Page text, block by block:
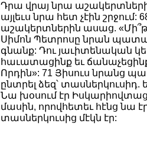
Դրա վրայ նրա
այլեւս նրա հետ չէին շրջում:
աշակերտներին ասաց. «Մի՞թէ
Սիմոն Պետրոսը նրան
գնանք: Դու յաւիտենական
հաւատացինք եւ
Որդին»: 71 Յիսուս նրանց
ընտրել ձեզ՝ տասներկուսիդ.
Նա խօսում էր
մասին, որովհետեւ հէնց նա
տասներկուսից մէկն էր: